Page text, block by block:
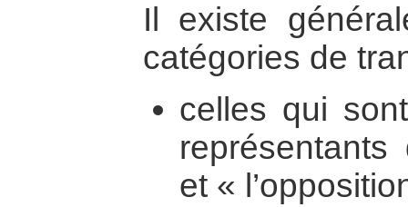
Il existe
catégories de
celles qui
et «